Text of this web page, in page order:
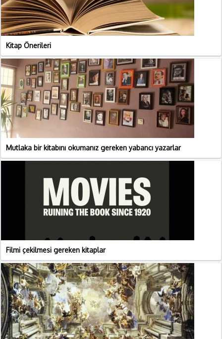
Kitap Önerileri
Mutlaka bir kitabını okumanız gereken yabancı yazarlar
Filmi çekilmesi gereken kitaplar